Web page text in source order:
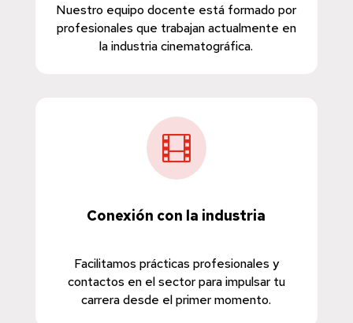
Nuestro equipo docente está formado por
profesionales que trabajan actualmente en
la industria cinematográfica.

Conexión con la industria
Facilitamos prácticas profesionales y
contactos en el sector para impulsar tu
carrera desde el primer momento.